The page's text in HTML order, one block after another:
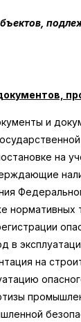
и
на
нормативных
в
на